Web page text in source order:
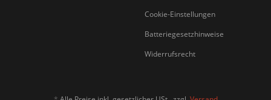
Cookie-Einstellungen
Batteriegesetzhinweise
Widerrufsrecht